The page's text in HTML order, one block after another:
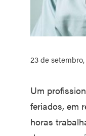
23 de setembro,
Um
feriados, em
horas